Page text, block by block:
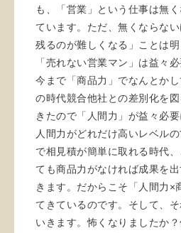
も、「営業」という仕事は無
ています。ただ、無くならな
残るのが難しくなる」ことは明
「売れない営業マン」は益々
今まで「商品力」でなんとか
の時代競合他社との差別化を
きたので「人間力」が益々必
人間力がどれだけ高いレベル
で相見積が簡単に取れる時代
ても商品力がなければ成果を
きます。だからこそ「人間力×
てきているのです。そして、
いきます。怖くなりましたか